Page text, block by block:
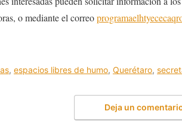
o mediante el correo
, espacios libres de humo, Querétaro,
Deja un